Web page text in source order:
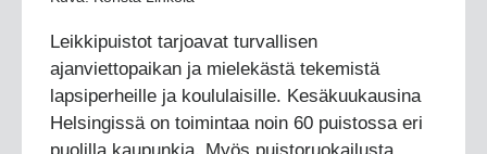
Leikkipuistot tarjoavat turvallisen
ajanviettopaikan ja mielekästä tekemistä
lapsiperheille ja koululaisille. Kesäkuukausina
Helsingissä on toimintaa noin 60 puistossa eri
puolilla kaupunkia. Myös puistoruokailusta